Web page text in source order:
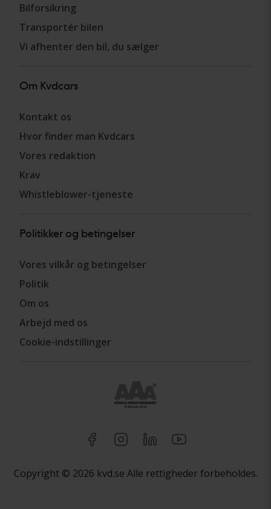
Bilforsikring
Transportér bilen
Vi afhenter den bil, du sælger
Om Kvdcars
Kontakt os
Hvor finder man Kvdcars
Vores redaktion
Krav
Whistleblower-tjeneste
Politikker og betingelser
Vores vilkår og betingelser
Politik
Om os
Arbejd med os
Cookie-indstillinger
Copyright © 2026 kvd.se Alle rettigheder forbeholdes.